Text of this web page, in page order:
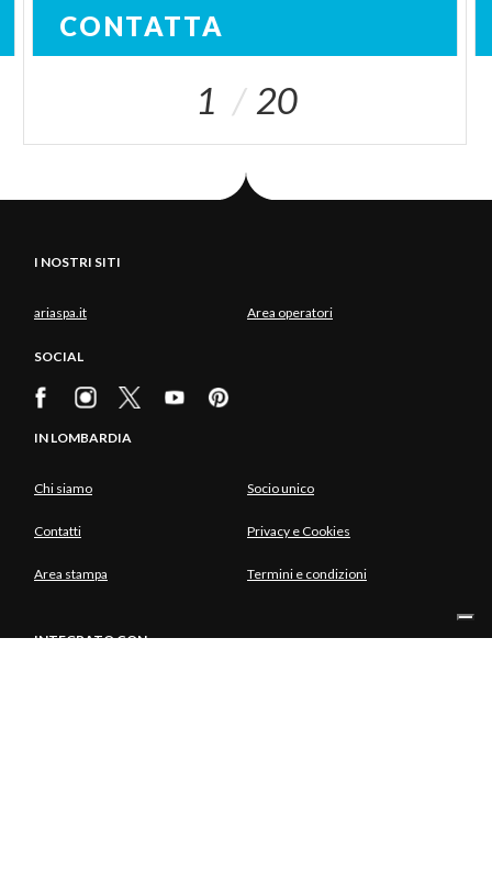
CONTATTA
1 20
I NOSTRI SITI
ariaspa.it Area operatori
SOCIAL
IN LOMBARDIA
Chi siamo Socio unico
Contatti Privacy e Cookies
Area stampa Termini e condizioni
INTEGRATO CON